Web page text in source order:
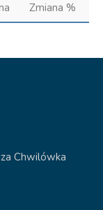
Zmiana %
Chwilówka